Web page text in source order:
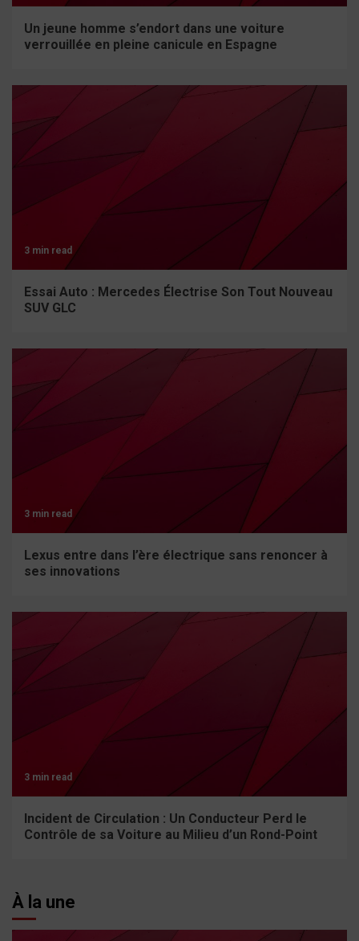
Un jeune homme s’endort dans une voiture
verrouillée en pleine canicule en Espagne
3 min read
Essai Auto : Mercedes Électrise Son Tout Nouveau
SUV GLC
3 min read
Lexus entre dans l’ère électrique sans renoncer à
ses innovations
3 min read
Incident de Circulation : Un Conducteur Perd le
Contrôle de sa Voiture au Milieu d’un Rond-Point
À la une